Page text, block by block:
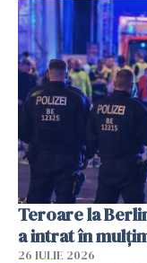
Teroare la
a intrat în
26 IULIE 2026